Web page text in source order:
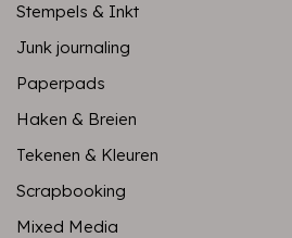
Stempels & Inkt
Junk journaling
Paperpads
Haken & Breien
Tekenen & Kleuren
Scrapbooking
Mixed Media